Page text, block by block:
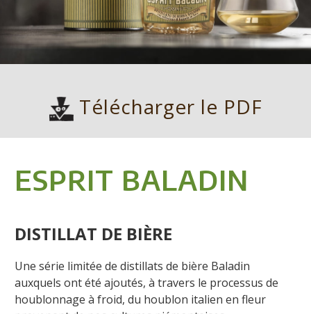
Télécharger le PDF
ESPRIT BALADIN
DISTILLAT DE BIÈRE
Une série limitée de distillats de bière Baladin
auxquels ont été ajoutés, à travers le processus de
houblonnage à froid, du houblon italien en fleur